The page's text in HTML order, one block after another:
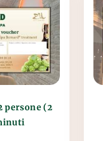
persone (2